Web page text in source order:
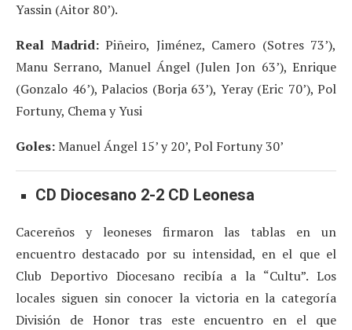
Yassin (Aitor 80’).
Real Madrid:Piñeiro, Jiménez, Camero (Sotres 73’),
Manu Serrano, Manuel Ángel (Julen Jon 63’), Enrique
(Gonzalo 46’), Palacios (Borja 63’), Yeray (Eric 70’), Pol
Fortuny, Chema y Yusi
Goles:Manuel Ángel 15’ y 20’, Pol Fortuny 30’
CD Diocesano 2-2 CD Leonesa
Cacereños y leoneses firmaron las tablas en un
encuentro destacado por su intensidad, en el que el
Club Deportivo Diocesano recibía a la “Cultu”. Los
locales siguen sin conocer la victoria en la categoría
División de Honor tras este encuentro en el que